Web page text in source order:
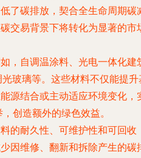
了碳排放，契合全生命周期碳
交易背景下将转化为显著的市
如，自调温涂料、光电一体化建
玻璃等。这些材料不仅能提升
源结合或主动适应环境变化，
创造额外的绿色效益。
料的耐久性、可维护性和可回收
因维修、翻新和拆除产生的碳